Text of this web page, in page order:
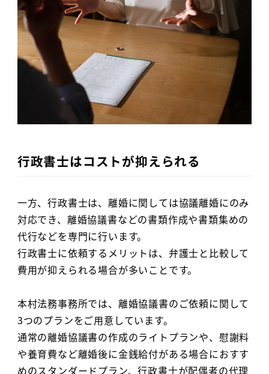
行政書士はコストが抑えられる
一方、行政書士は、離婚に関しては協議離婚にのみ
対応でき、離婚協議書などの書類作成や書類集めの
代行などを専門に行います。
行政書士に依頼するメリットは、弁護士と比較して
費用が抑えられる場合が多いことです。
本村法務事務所では、離婚協議書のご依頼に関して
3つのプランをご用意しています。
通常の離婚協議書の作成のライトプランや、慰謝料
や養育費など離婚後に金銭給付がある場合におすす
めのスタンダードプラン、行政書士が配偶者の代理